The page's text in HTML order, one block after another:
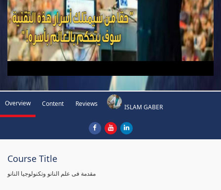
Overview Content Reviews ISLAM GABER
Course Title
مقدمة فى علم النانو وتكنولوجيا النانو